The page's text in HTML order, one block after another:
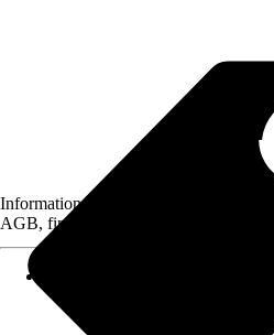
Informationen des Verkäufers, wie z.
AGB, finden Sie bei Klick auf den